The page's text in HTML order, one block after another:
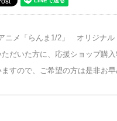
ニメ「らんま 1/2 」 オリジナル
だいた方に、応援ショップ購
すので、ご希望の方は是非お早